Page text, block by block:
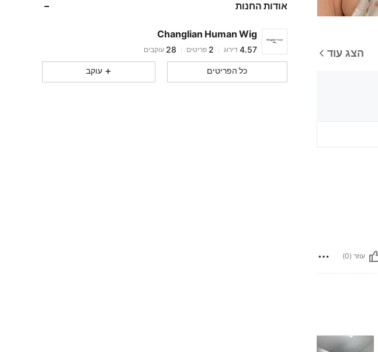
הצג עוד
עוזר (0)
אודות החנות
Changlian Human Wig
4.57
4.57
n***d עקבו אחר לפני יום אחד
4.57
2
28
כל הפריטים עוקב